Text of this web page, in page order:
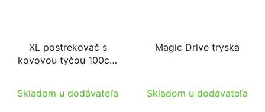
XL postrekovač s
kovovou tyčou 100cm
pripojením
Skladom u dodávateľa
Magic Drive tryska
Skladom u dodávateľa